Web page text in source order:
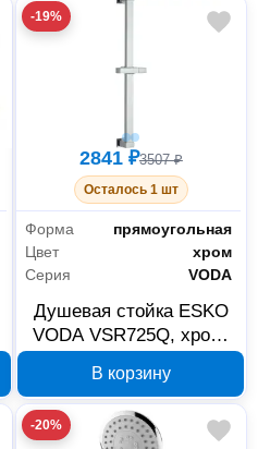
-19%
2841 ₽3507 ₽
Осталось 1 шт
Форма
прямоугольная
Цвет
хром
Серия
VODA
Душевая стойка ESKO
VODA VSR725Q, хром,
В корзину
-20%